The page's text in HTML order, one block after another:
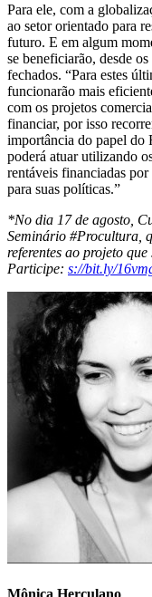
Para ele, com a
ao setor orientado para
futuro. E em algum
se beneficiarão, desde
fechados. “Para estes
funcionarão mais
com os projetos
financiar, por isso
importância do papel do
poderá atuar utilizando
rentáveis financiadas
para suas políticas.”
*No dia 17 de agosto,
Seminário #Procultura,
referentes ao projeto
Participe: s://bit.ly/